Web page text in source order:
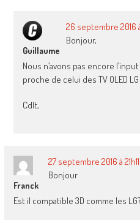
Guillaume
26 septembre 2016 à
Bonjour,
Nous n’avons pas encore
proche de celui des TV OLED
Cdlt,
Franck
27 septembre 2016 à 21h11
Bonjour
Est il compatible 3D comme les LG?